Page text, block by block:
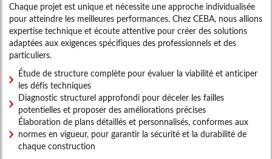
Chaque projet est unique et nécessite une approche individualisée
pour atteindre les meilleures performances. Chez CEBA, nous allions
expertise technique et écoute attentive pour créer des solutions
adaptées aux exigences spécifiques des professionnels et des
particuliers.
Étude de structure complète pour évaluer la viabilité et anticiper
les défis techniques
Diagnostic structurel approfondi pour déceler les failles
potentielles et proposer des améliorations précises
Élaboration de plans détaillés et personnalisés, conformes aux
normes en vigueur, pour garantir la sécurité et la durabilité de
chaque construction